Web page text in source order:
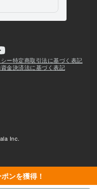
ンを獲得！